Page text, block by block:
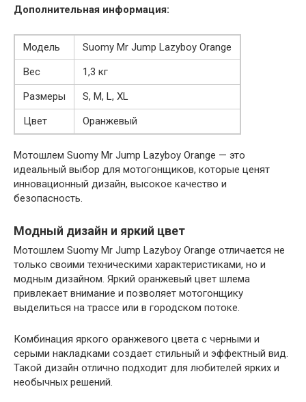
Дополнительная информация:
Модель
Suomy Mr Jump Lazyboy Orange
Вес
1,3 кг
Размеры
S, M, L, XL
Цвет
Оранжевый
Мотошлем Suomy Mr Jump Lazyboy Orange — это
идеальный выбор для мотогонщиков, которые ценят
инновационный дизайн, высокое качество и
безопасность.
Модный дизайн и яркий цвет
Мотошлем Suomy Mr Jump Lazyboy Orange отличается не
только своими техническими характеристиками, но и
модным дизайном. Яркий оранжевый цвет шлема
привлекает внимание и позволяет мотогонщику
выделиться на трассе или в городском потоке.
Комбинация яркого оранжевого цвета с черными и
серыми накладками создает стильный и эффектный вид.
Такой дизайн отлично подходит для любителей ярких и
необычных решений.